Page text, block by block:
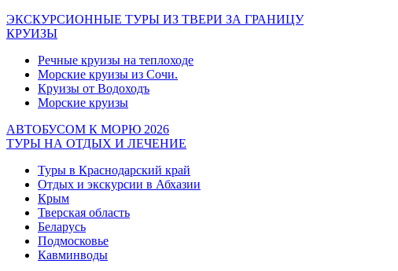
ЭКСКУРСИОННЫЕ ТУРЫ ИЗ ТВЕРИ ЗА ГРАНИЦУ
КРУИЗЫ
Речные круизы на теплоходе
Морские круизы из Сочи.
Круизы от Водоходъ
Морские круизы
АВТОБУСОМ К МОРЮ 2026
ТУРЫ НА ОТДЫХ И ЛЕЧЕНИЕ
Туры в Краснодарский край
Отдых и экскурсии в Абхазии
Крым
Тверская область
Беларусь
Подмосковье
Кавминводы